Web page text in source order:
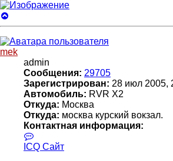
к
началу
mek
admin
Сообщения: 29705
Зарегистрирован: 28 июл 2005,
Автомобиль: RVR X2
Откуда: Москва
Откуда: москва курский вокзал.
Контактная информация:
информация
ICQ Сайт